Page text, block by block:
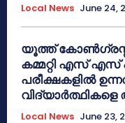
Local News June 24,
യൂത്ത്
കമ്മറ്റി എസ്
പരീക്ഷകളിൽ
വിദ്യാർത്ഥികളെ
Local News June 23,